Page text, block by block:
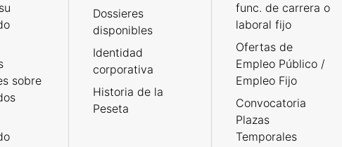
sobre
Dossieres
disponibles
Identidad
corporativa
Historia de la
Peseta
func. de carrera o
laboral fijo
Ofertas de
Empleo Público /
Empleo Fijo
Convocatoria
Plazas
Temporales